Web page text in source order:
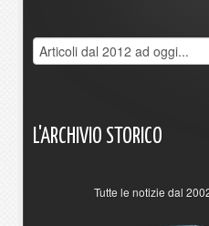
L'ARCHIVIO STORICO
Tutte le notizie dal